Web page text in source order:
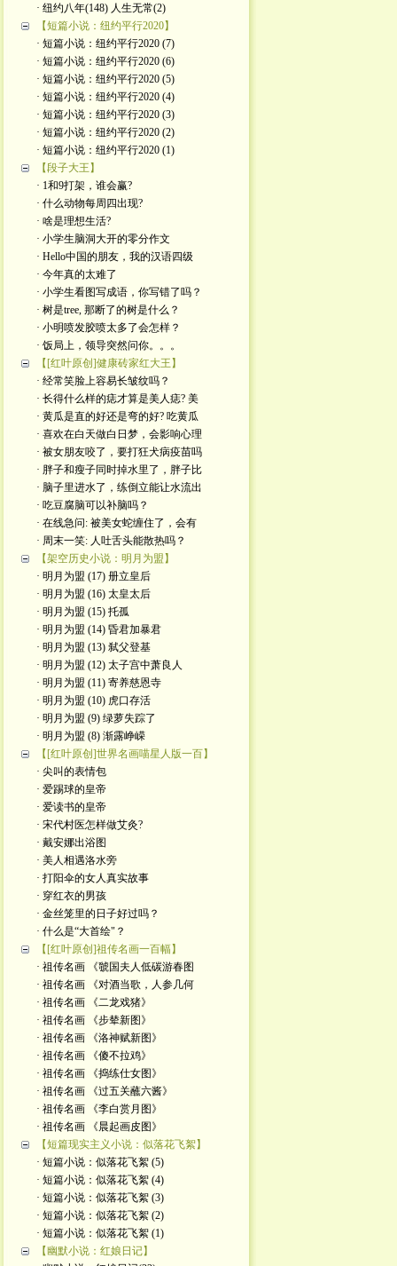
· 纽约八年(148) 人生无常(2)
【短篇小说：纽约平行2020】
· 短篇小说：纽约平行2020 (7)
· 短篇小说：纽约平行2020 (6)
· 短篇小说：纽约平行2020 (5)
· 短篇小说：纽约平行2020 (4)
· 短篇小说：纽约平行2020 (3)
· 短篇小说：纽约平行2020 (2)
· 短篇小说：纽约平行2020 (1)
【段子大王】
· 1和9打架，谁会赢?
· 什么动物每周四出现?
· 啥是理想生活?
· 小学生脑洞大开的零分作文
· Hello中国的朋友，我的汉语四级
· 今年真的太难了
· 小学生看图写成语，你写错了吗？
· 树是tree, 那断了的树是什么？
· 小明喷发胶喷太多了会怎样？
· 饭局上，领导突然问你。。。
【[红叶原创]健康砖家红大王】
· 经常笑脸上容易长皱纹吗？
· 长得什么样的痣才算是美人痣? 美
· 黄瓜是直的好还是弯的好? 吃黄瓜
· 喜欢在白天做白日梦，会影响心理
· 被女朋友咬了，要打狂犬病疫苗吗
· 胖子和瘦子同时掉水里了，胖子比
· 脑子里进水了，练倒立能让水流出
· 吃豆腐脑可以补脑吗？
· 在线急问: 被美女蛇缠住了，会有
· 周末一笑: 人吐舌头能散热吗？
【架空历史小说：明月为盟】
· 明月为盟 (17) 册立皇后
· 明月为盟 (16) 太皇太后
· 明月为盟 (15) 托孤
· 明月为盟 (14) 昏君加暴君
· 明月为盟 (13) 弑父登基
· 明月为盟 (12) 太子宫中萧良人
· 明月为盟 (11) 寄养慈恩寺
· 明月为盟 (10) 虎口存活
· 明月为盟 (9) 绿萝失踪了
· 明月为盟 (8) 渐露峥嵘
【[红叶原创]世界名画喵星人版一百】
· 尖叫的表情包
· 爱踢球的皇帝
· 爱读书的皇帝
· ​宋代村医怎样做艾灸?
· 戴安娜出浴图
· 美人相遇洛水旁
· 打阳伞的女人真实故事
· 穿红衣的男孩
· 金丝笼里的日子好过吗？
· 什么是“大首绘"？
【[红叶原创]祖传名画一百幅】
· 祖传名画 《虢国夫人低碳游春图
· 祖传名画 《对酒当歌，人参几何
· 祖传名画 《二龙戏猪》
· 祖传名画 《步辇新图》
· 祖传名画 《洛神赋新图》
· 祖传名画 《傻不拉鸡》
· 祖传名画 《捣练仕女图》
· 祖传名画 《过五关蘸六酱》
· 祖传名画 《李白赏月图》
· 祖传名画 《晨起画皮图》
【短篇现实主义小说：似落花飞絮】
· 短篇小说：似落花飞絮 (5)
· 短篇小说：似落花飞絮 (4)
· 短篇小说：似落花飞絮 (3)
· 短篇小说：似落花飞絮 (2)
· 短篇小说：似落花飞絮 (1)
【幽默小说：红娘日记】